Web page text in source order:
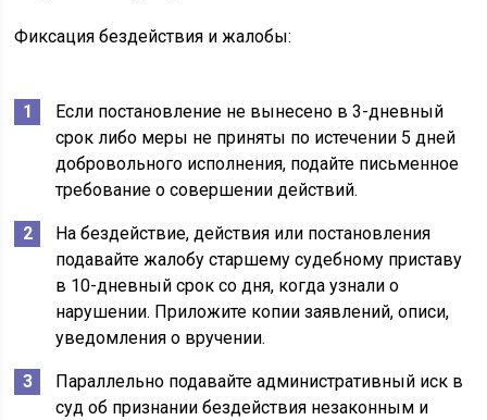
Фиксация бездействия и жалобы:
Если постановление не вынесено в 3-дневный
срок либо меры не приняты по истечении 5 дней
добровольного исполнения, подайте письменное
требование о совершении действий.
На бездействие, действия или постановления
подавайте жалобу старшему судебному приставу
в 10-дневный срок со дня, когда узнали о
нарушении. Приложите копии заявлений, описи,
уведомления о вручении.
Параллельно подавайте административный иск в
суд об признании бездействия незаконным и